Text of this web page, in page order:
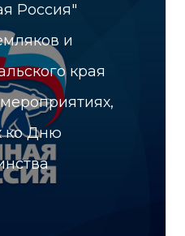
Россия"
и
края
ко Дню